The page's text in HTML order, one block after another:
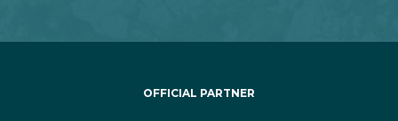
OFFICIAL PARTNER